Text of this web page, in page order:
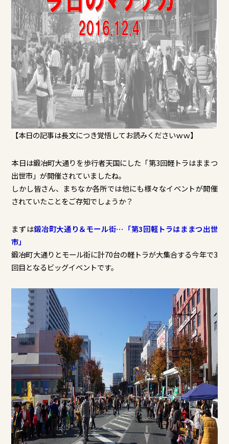
【本日の記事は長文につき覚悟してお読みくださいｗｗ】
本日は鍛冶町大通りを歩行者天国にした「第3回軽トラはままつ
出世市」が開催されていましたね。
しかし皆さん、まちなか各所では他にも様々なイベントが開催
されていたことをご存知でしょうか？
まずは鍛冶町大通り＆モール街…「第3回軽トラはままつ出世
市」
鍛冶町大通りとモール街に計70台の軽トラが大集合する今年で3
回目となるビッグイベントです。